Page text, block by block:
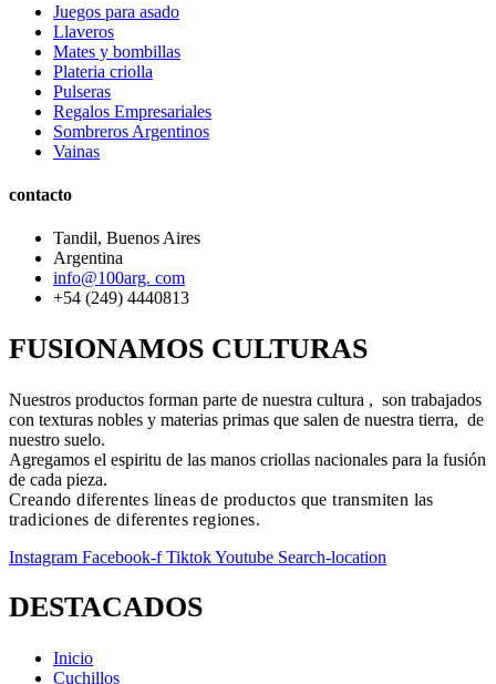
Juegos para asado
Llaveros
Mates y bombillas
Plateria criolla
Pulseras
Regalos Empresariales
Sombreros Argentinos
Vainas
contacto
Tandil, Buenos Aires
Argentina
info@100arg. com
+54 (249) 4440813
FUSIONAMOS CULTURAS
Nuestros productos forman parte de nuestra cultura , son trabajados
con texturas nobles y materias primas que salen de nuestra tierra, de
nuestro suelo.
Agregamos el espiritu de las manos criollas nacionales para la fusión
de cada pieza.
Creando diferentes lineas de productos que transmiten las
tradiciones de diferentes regiones.
Instagram Facebook-f TiktokYoutube Search-location
DESTACADOS
Inicio
Cuchillos